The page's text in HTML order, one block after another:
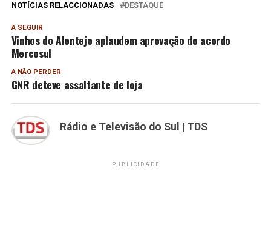
NOTÍCIAS RELACCIONADAS DESTAQUE
A SEGUIR
Vinhos do Alentejo aplaudem aprovação do acordo
Mercosul
A NÃO PERDER
GNR deteve assaltante de loja
Rádio e Televisão do Sul | TDS
PUBLICIDADE